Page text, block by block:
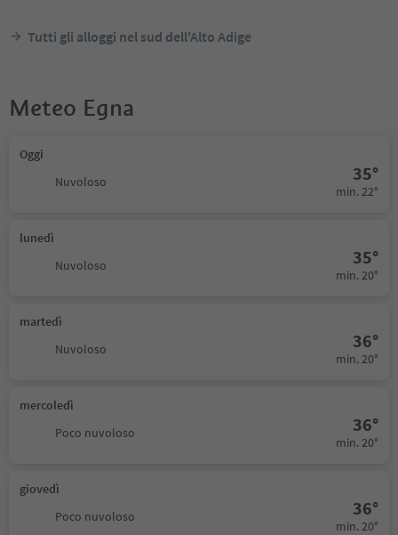
Tutti gli alloggi nel sud dell'Alto Adige
Meteo Egna
Oggi
Nuvoloso
35°
min. 22°
lunedì
Nuvoloso
35°
min. 20°
martedì
Nuvoloso
36°
min. 20°
mercoledì
Poco nuvoloso
36°
min. 20°
giovedì
Poco nuvoloso
36°
min. 20°